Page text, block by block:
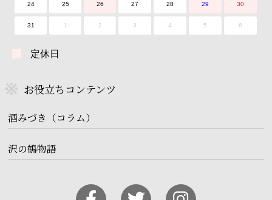
24 25 26 27 28 29 30
31 1 2 3 4 5 6
定休日
お役立ちコンテンツ
酒みづき（コラム）
沢の鶴物語